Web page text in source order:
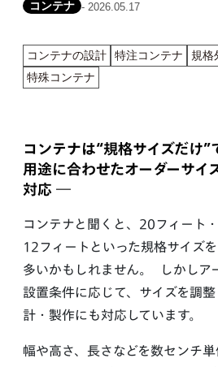
コンテナは“規格サイズだけ
用途に合わせたオーダーサイ
対応 ―
コンテナと聞くと、20フィート
12フィートといった規格サイズ
多いかもしれません。 しかしア
設置条件に応じて、サイズを調
計・製作にも対応しています。
幅や高さ、長さなどを数センチ
コンテナ - 2026.05.17
コンテナの設計 特注コンテナ
規格
特殊コンテナ